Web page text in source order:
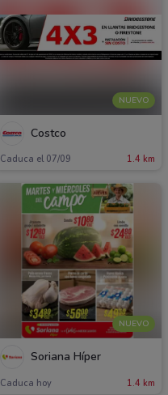
NUEVO
Costco
Caduca el 07/09 1.4 km
NUEVO
Soriana Híper
Caduca hoy 1.4 km